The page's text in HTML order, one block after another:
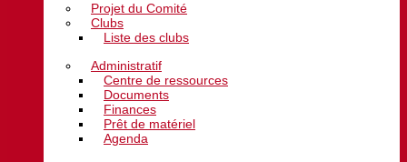
Projet du Comité
Clubs
Liste des clubs
Administratif
Centre de ressources
Documents
Finances
Prêt de matériel
Agenda